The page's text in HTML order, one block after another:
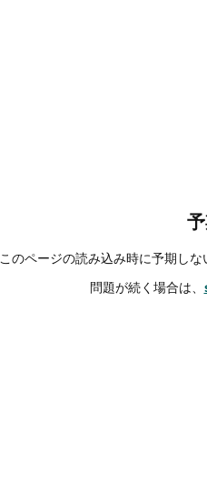
このページの読み込み時に予期し
問題が続く場合は、